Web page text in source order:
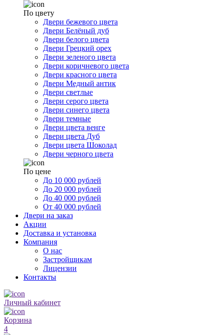
По цвету
Двери бежевого цвета
Двери Белёный дуб
Двери белого цвета
Двери Грецкий орех
Двери зеленого цвета
Двери коричневого цвета
Двери красного цвета
Двери Медный антик
Двери светлые
Двери серого цвета
Двери синего цвета
Двери темные
Двери цвета венге
Двери цвета Дуб
Двери цвета Шоколад
Двери черного цвета
По цене
До 10 000 рублей
До 20 000 рублей
До 40 000 рублей
От 40 000 рублей
Двери на заказ
Акции
Доставка и установка
Компания
О нас
Застройщикам
Лицензии
Контакты
Личный кабинет
Корзина
4